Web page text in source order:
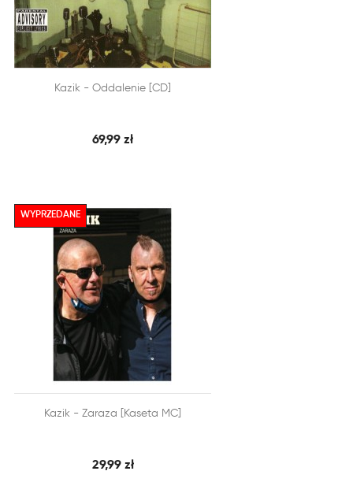
DODAJ DO KOSZYKA
 SZYBKI PODGLĄD
Kazik - Oddalenie [CD]
69,99 zł
DODAJ DO KOSZYKA
SZYBKI PODGLĄD
Kazik - Zaraza [Kaseta MC]
29,99 zł
WYPRZEDANE